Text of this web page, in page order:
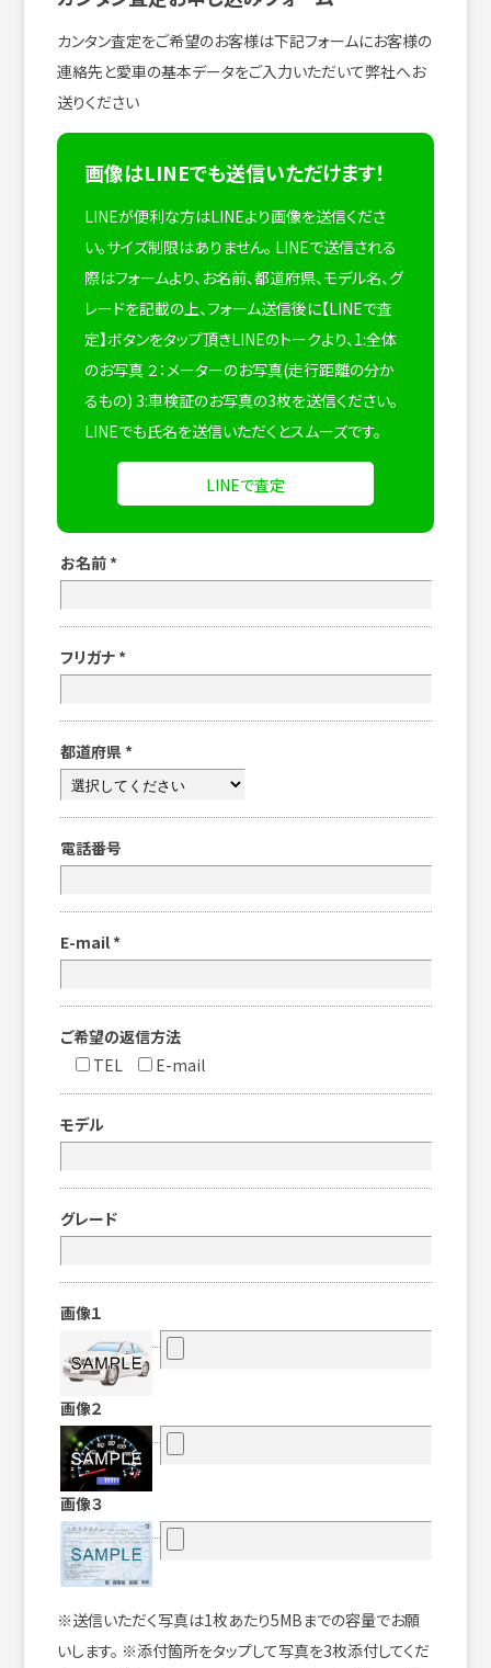
カンタン査定をご希望のお客様は下記フォームにお客様の
連絡先と愛車の基本データをご入力いただいて弊社へお
送りください
画像はLINEでも送信いただけます！
LINEが便利な方はLINEより画像を送信くださ
い。サイズ制限はありません。 LINEで送信される
際はフォームより、お名前、都道府県、モデル名、グ
レードを記載の上、フォーム送信後に【LINEで査
定】ボタンをタップ頂きLINEのトークより、1:全体
のお写真 ２：メーターのお写真(走行距離の分か
るもの) 3:車検証のお写真の3枚を送信ください。
LINEでも氏名を送信いただくとスムーズです。
LINEで査定
お名前 *
フリガナ *
都道府県 *
電話番号
E-mail *
ご希望の返信方法
TEL
E-mail
モデル
グレード
画像１
画像２
画像３
※送信いただく写真は1枚あたり5MBまでの容量でお願
いします。 ※添付箇所をタップして写真を3枚添付してくだ